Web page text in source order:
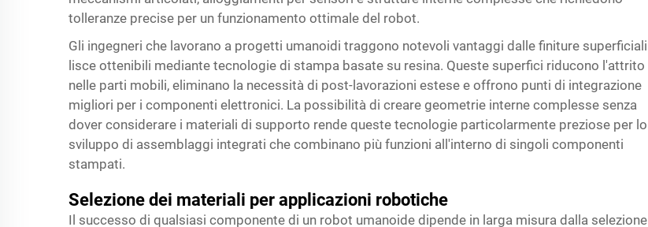
tolleranze precise per un funzionamento ottimale del robot.
Gli ingegneri che lavorano a progetti umanoidi traggono notevoli vantaggi dalle finiture superficiali
lisce ottenibili mediante tecnologie di stampa basate su resina. Queste superfici riducono l'attrito
nelle parti mobili, eliminano la necessità di post-lavorazioni estese e offrono punti di integrazione
migliori per i componenti elettronici. La possibilità di creare geometrie interne complesse senza
dover considerare i materiali di supporto rende queste tecnologie particolarmente preziose per lo
sviluppo di assemblaggi integrati che combinano più funzioni all'interno di singoli componenti
stampati.
Selezione dei materiali per applicazioni robotiche
Il successo di qualsiasi componente di un robot umanoide dipende in larga misura dalla selezione